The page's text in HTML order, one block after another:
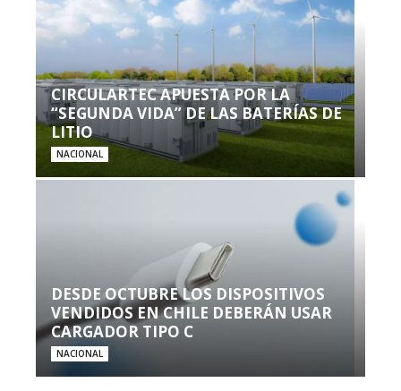
CIRCULARTEC APUESTA POR LA
“SEGUNDA VIDA” DE LAS BATERÍAS DE
LITIO
NACIONAL
DESDE OCTUBRE LOS DISPOSITIVOS
VENDIDOS EN CHILE DEBERÁN USAR
CARGADOR TIPO C
NACIONAL